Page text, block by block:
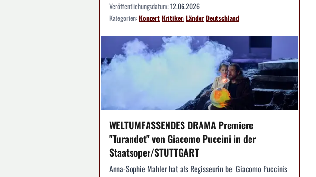
Veröffentlichungsdatum:12.06.2026
Kategorien:KonzertKritikenLänderDeutschland
WELTUMFASSENDES DRAMA Premiere
"Turandot" von Giacomo Puccini in der
Staatsoper/STUTTGART
Anna-Sophie Mahler hat als Regisseurin bei Giacomo Puccinis